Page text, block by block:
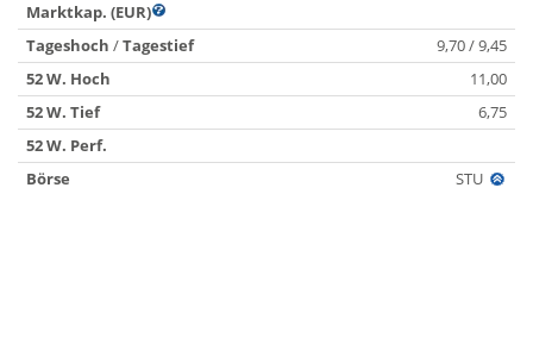
Marktkap. (EUR)
Tageshoch /Tagestief
9,70 / 9,45
52 W. Hoch
11,00
52 W. Tief
6,75
52 W. Perf.
Börse
STU